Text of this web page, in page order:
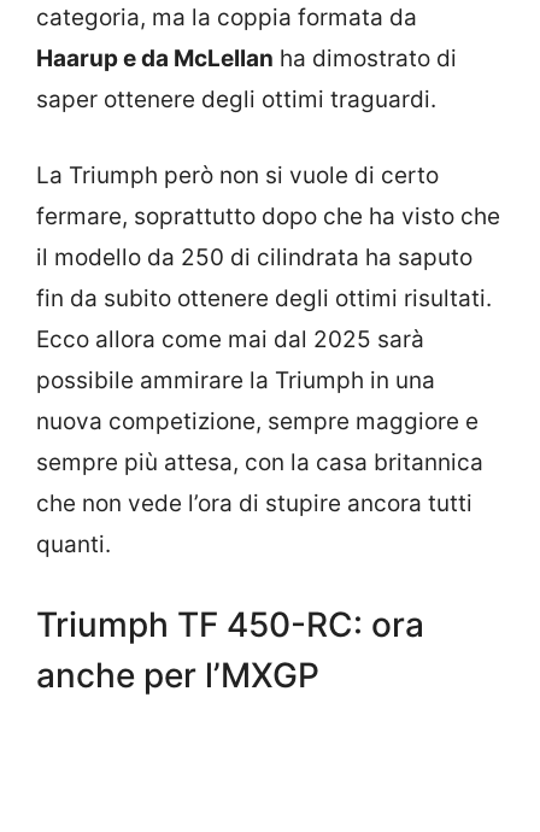
categoria, ma la coppia formata da
Haarup e da McLellan ha dimostrato di
saper ottenere degli ottimi traguardi.
La Triumph però non si vuole di certo
fermare, soprattutto dopo che ha visto che
il modello da 250 di cilindrata ha saputo
fin da subito ottenere degli ottimi risultati.
Ecco allora come mai dal 2025 sarà
possibile ammirare la Triumph in una
nuova competizione, sempre maggiore e
sempre più attesa, con la casa britannica
che non vede l’ora di stupire ancora tutti
quanti.
Triumph TF 450-RC: ora
anche per l’MXGP